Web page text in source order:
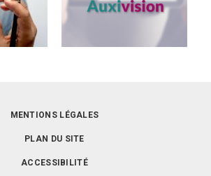
MENTIONS LÉGALES
PLAN DU SITE
ACCESSIBILITÉ